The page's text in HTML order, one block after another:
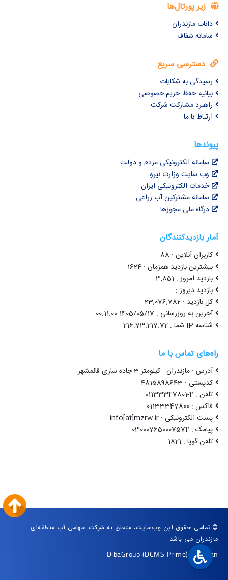
زیر پورتال‌ها
داناب مازندران
سامانه شفاف
دسترسی سریع
رسیدگی به شکایات
بیانیه حفظ حریم خصوصی
راهبرد مشارکت شرکت
ارتباط با ما
پیوندها
سامانه الکترونیکی مردم و دولت
وب سایت وزارت نیرو
خدمات الکترونیکی ایران
سامانه مشترکین آب زراعی
درگاه ملی مجوزها
آمار بازدیدکنندگان
کاربران آنلاین : 88
بیشترین بازدید همزمان : 1624
بازدید امروز : 3,851
بازدید دیروز :
کل بازدید : 23,076,782
آخرین به روزرسانی : 1405/05/17 00:11:00
شناسه IP شما : 216.73.217.72
راه‌های تماس با ما
آدرس : مازندران - کیلومتر 3 جاده ساری قائمشهر
کدپستی : 4815898643
تلفن : 4-01133347801
فاکس : 01133347800
پست الکترونیکی : info[at]mzrw.ir
پیامک : 030007650007574
تلفن گویا : 1821
© تمامی حقوق این وب‌سایت، متعلق به شرکت سهامی آب منطقه‌ای
مازندران می باشد.
DibaGroup (DCMS Prime)|Arvan